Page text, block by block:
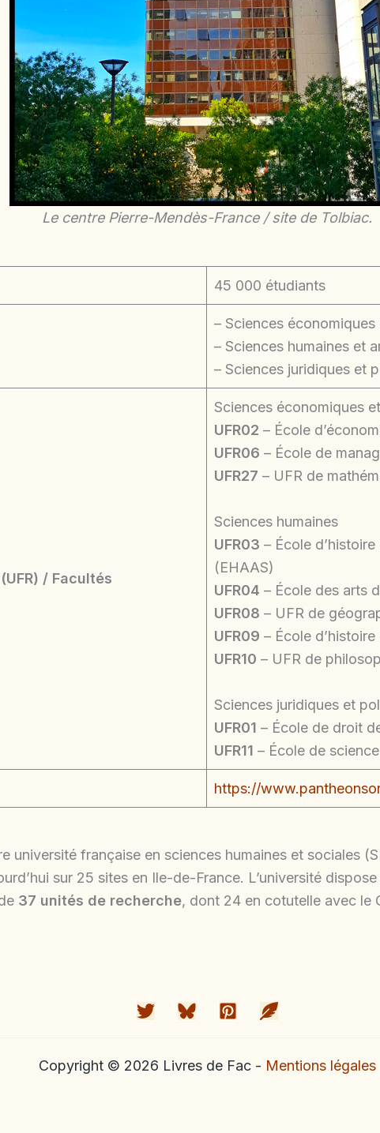
Le centre Pierre-Mendès-France / site de Tolbiac.
45 000 étudiants
– Sciences
– Sciences humaines et
– Sciences juridiques et
/ Facultés
Sciences économiques
UFR02 – École
UFR06 – École de
UFR27 – UFR de
Sciences humaines
UFR03 – École
(EHAAS)
UFR04 – École des arts
UFR08 – UFR de
UFR09 – École
UFR10 – UFR de
Sciences juridiques et
UFR01 – École de droit
UFR11 – École de
https://
université française en sciences humaines et sociales
sur 25 sites en Ile-de-France. L’université
37 unités de recherche, dont 24 en cotutelle avec le
Copyright © 2026 Livres de Fac - Mentions légales